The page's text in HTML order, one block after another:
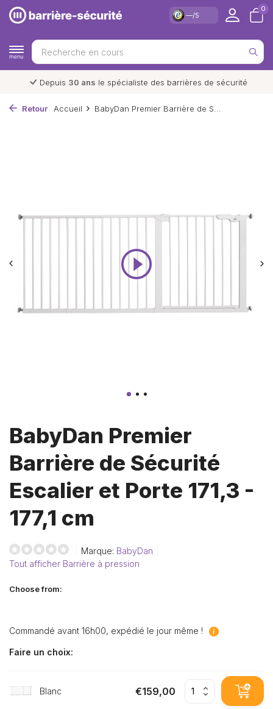
—/5
0
Livraison et retourgratuits*
Retour Accueil BabyDan Premier Barrière de S...
BabyDan Premier
Barrière de Sécurité
Escalier et Porte 171,3 -
177,1 cm
Marque: BabyDan
Tout afficher Barrière à pression
Choose from:
Commandé avant 16h00, expédié le jour même !
Faire un choix:
Blanc €159,00